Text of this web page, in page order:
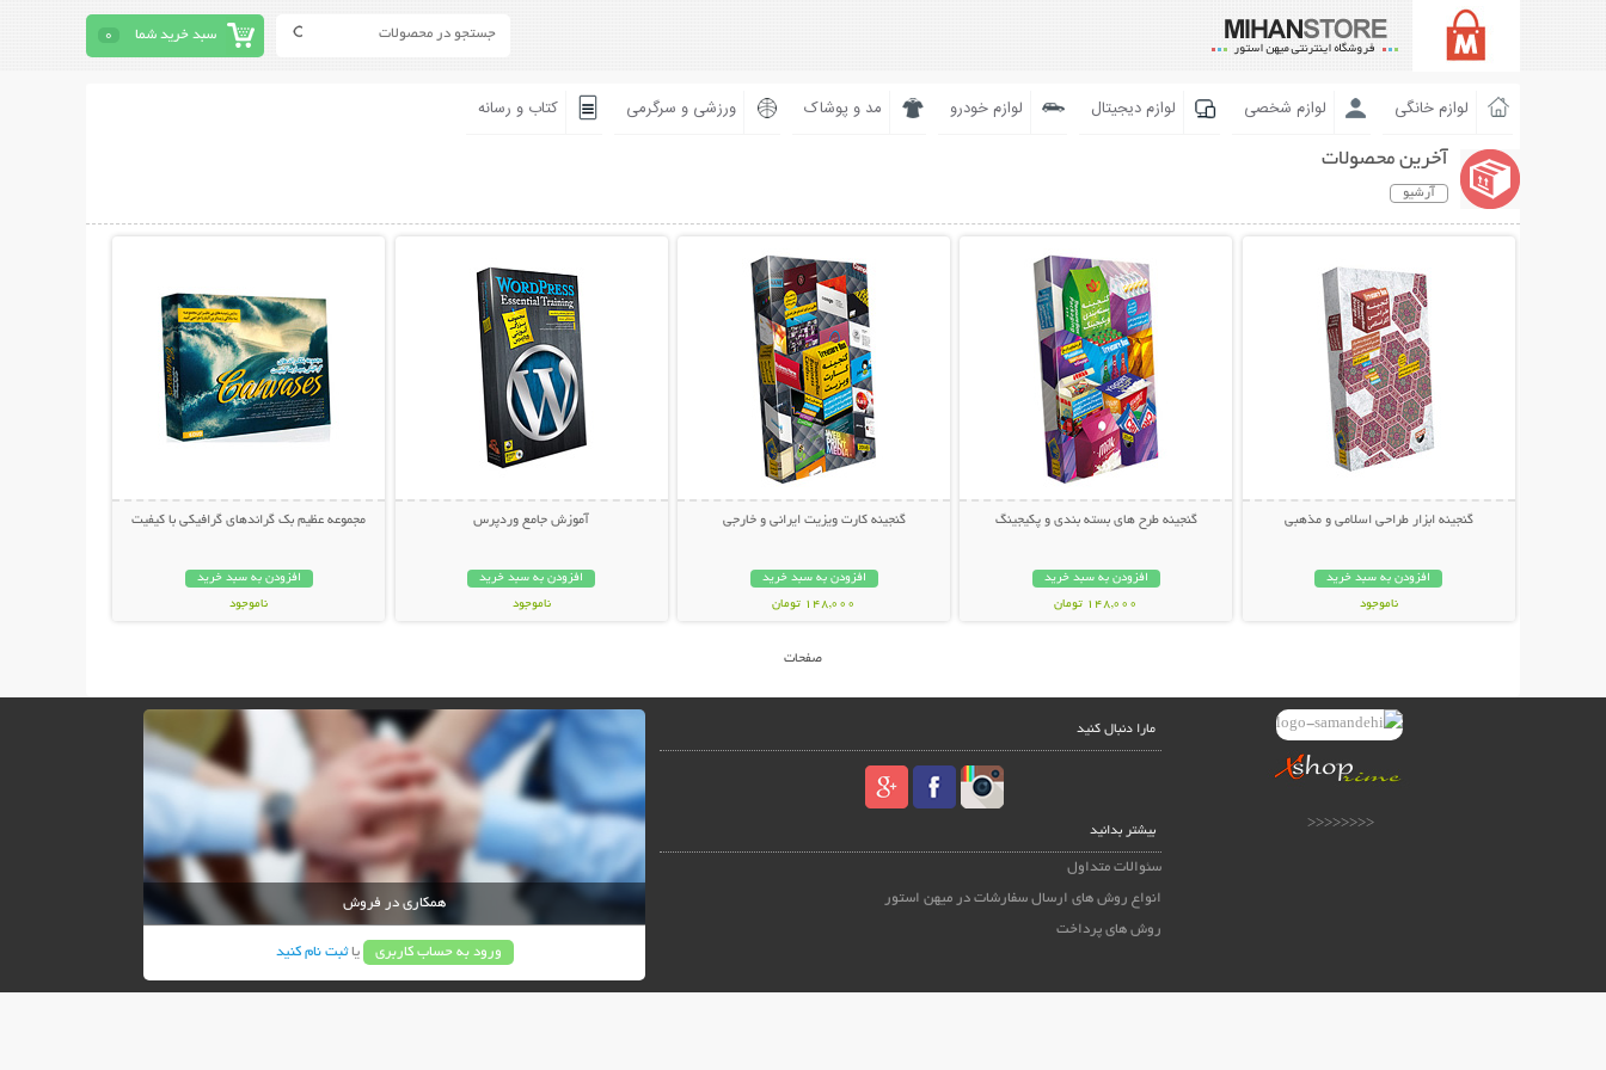
سبد خرید شما 0
لوازم خانگی لوازم شخصی لوازم دیجیتال لوازم خودرو مد و پوشاک ورزشی و سرگرمی کتاب و رسانه
آخرین محصولات
آرشیو
گنجینه ابزار طراحی اسلامی و مذهبی
افزودن به سبد خرید
ناموجود
گنجینه طرح های بسته بندی و پکیجینگ
افزودن به سبد خرید
148,000 تومان
گنجینه کارت ویزیت ایرانی و خارجی
افزودن به سبد خرید
148,000 تومان
آموزش جامع وردپرس
افزودن به سبد خرید
ناموجود
مجموعه عظیم بک گراندهای گرافیکی با کیفیت
افزودن به سبد خرید
ناموجود
صفحات
<<<<<<<<
مارا دنبال کنید
بیشتر بدانید
سئوالات متداول
انواع روش های ارسال سفارشات در میهن استور
روش های پرداخت
همکاری در فروش
ورود به حساب کاربری یاثبت نام کنید